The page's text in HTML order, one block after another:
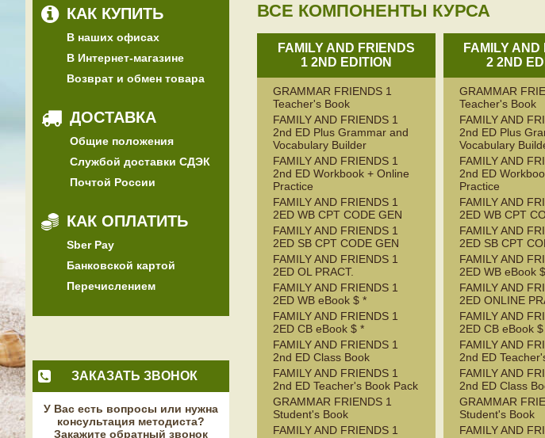
КАК КУПИТЬ
В наших офисах
В Интернет-магазине
Возврат и обмен товара
ДОСТАВКА
Общие положения
Службой доставки СДЭК
Почтой России
КАК ОПЛАТИТЬ
Sber Pay
Банковской картой
Перечислением
ЗАКАЗАТЬ ЗВОНОК
У Вас есть вопросы или нужна
консультация методиста?
Закажите обратный звонок
ВСЕ КОМПОНЕНТЫ КУРСА
FAMILY AND FRIENDS
1 2ND EDITION
GRAMMAR FRIENDS 1
Teacher's Book
FAMILY AND FRIENDS 1
2nd ED Plus Grammar and
Vocabulary Builder
FAMILY AND FRIENDS 1
2nd ED Workbook + Online
Practice
FAMILY AND FRIENDS 1
2ED WB CPT CODE GEN
FAMILY AND FRIENDS 1
2ED SB CPT CODE GEN
FAMILY AND FRIENDS 1
2ED OL PRACT.
FAMILY AND FRIENDS 1
2ED WB eBook $ *
FAMILY AND FRIENDS 1
2ED CB eBook $ *
FAMILY AND FRIENDS 1
2nd ED Class Book
FAMILY AND FRIENDS 1
2nd ED Teacher's Book Pack
GRAMMAR FRIENDS 1
Student's Book
FAMILY AND FRIENDS 1
FAMILY AND
2 2ND
GRAMMAR
Teacher's Book
FAMILY AND
2nd ED Plus
Vocabulary
FAMILY AND
2nd ED
Practice
FAMILY AND
2ED WB CPT
FAMILY AND
2ED SB CPT
FAMILY AND
2ED WB eBook
FAMILY AND
2ED ONLINE
FAMILY AND
2ED CB eBook $
FAMILY AND
2nd ED
FAMILY AND
2nd ED Class
GRAMMAR
Student's Book
FAMILY AND